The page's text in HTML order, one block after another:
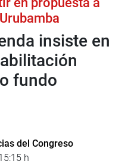
insiste en
fundo
del Congreso
h